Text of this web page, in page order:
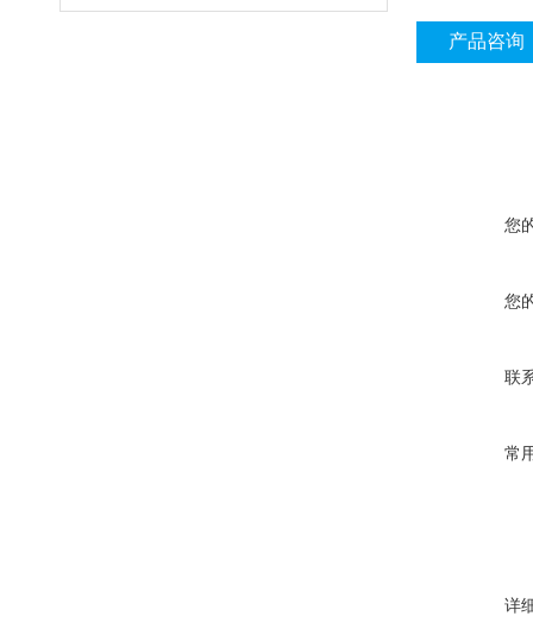
产品咨询
您
您
联
常
详